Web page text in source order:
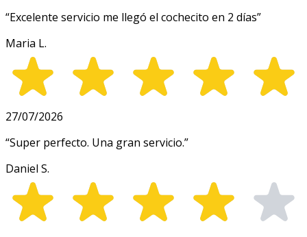
“Excelente servicio me llegó el cochecito en 2 días”
Maria L.
27/07/2026
“Super perfecto. Una gran servicio.”
Daniel S.